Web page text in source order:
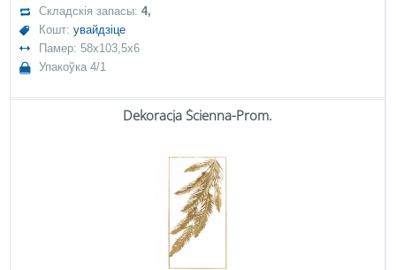
Складскія запасы:4,
Кошт:увайдзіце
Памер: 58x103,5x6
Упакоўка 4/1
Dekoracja Ścienna-Prom.